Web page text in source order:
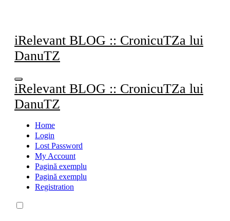
iRelevant BLOG :: CronicuTZa lui
DanuTZ
iRelevant BLOG :: CronicuTZa lui
DanuTZ
Home
Login
Lost Password
My Account
Pagină exemplu
Pagină exemplu
Registration